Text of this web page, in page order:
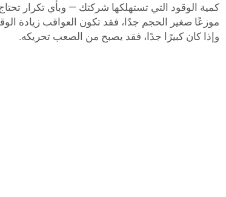
كمية الوقود التي تستهلكها شركتك — وبأي تكرار
موزعًا صغير الحجم جدًا، فقد تكون العواقب زيادة
وإذا كان كبيرًا جدًا، فقد يصبح من الصعب تحريكه.